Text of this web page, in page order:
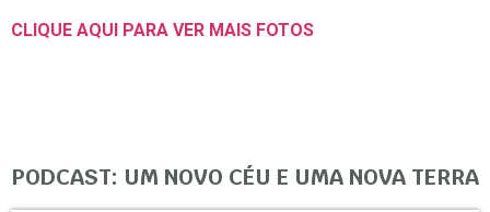
CLIQUE AQUI PARA VER MAIS FOTOS
PODCAST: UM NOVO CÉU E UMA NOVA TERRA